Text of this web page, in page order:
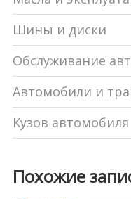
Шины и диски
Обслуживание
Автомобили и
Кузов автомобиля
Похожие